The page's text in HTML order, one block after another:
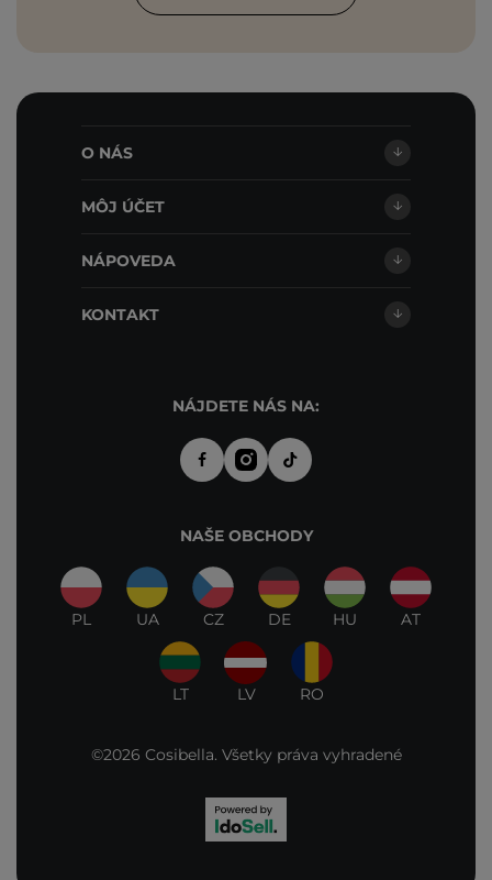
O NÁS
MÔJ ÚČET
NÁPOVEDA
KONTAKT
NÁJDETE NÁS NA:
NAŠE OBCHODY
PL UA CZ DE HU AT
LT LV RO
©2026 Cosibella. Všetky práva vyhradené